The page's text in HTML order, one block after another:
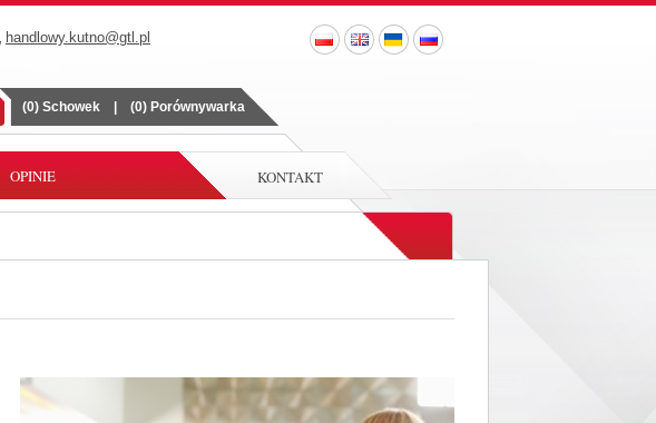
handlowy.kutno@gtl.pl
(0) Schowek (0) Porównywarka
OPINIE KONTAKT